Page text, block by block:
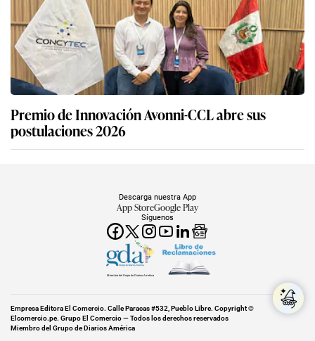
Premio de Innovación Avonni-CCL abre sus
postulaciones 2026
Síguenos
Descarga nuestra App
App StoreGoogle Play
Miembro del Grupo de Diarios América
Empresa Editora El Comercio. Calle Paracas #532, Pueblo Libre. Copyright ©
Elcomercio.pe. Grupo El Comercio — Todos los derechos reservados
Miembro del Grupo de Diarios América